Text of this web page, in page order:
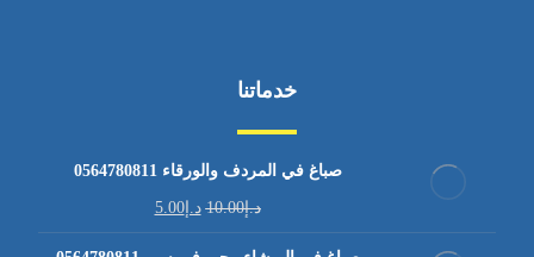
خدماتنا
صباغ في المردف والورقاء 0564780811
د.إ10.00 د.إ5.00